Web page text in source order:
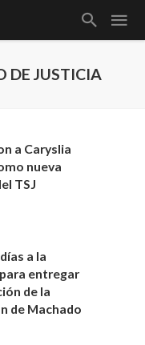
DE JUSTICIA
a Caryslia
nueva
TSJ
a la
entregar
de la
de Machado